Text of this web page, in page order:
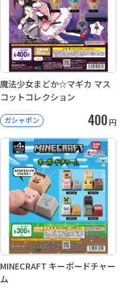
魔法少女まどか☆マギカ マス
コットコレクション
ガシャポン 400 円
MINECRAFT キーボードチャー
ム